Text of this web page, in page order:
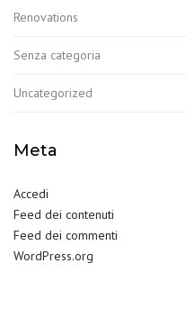
Renovations
Senza categoria
Uncategorized
Meta
Accedi
Feed dei contenuti
Feed dei commenti
WordPress.org